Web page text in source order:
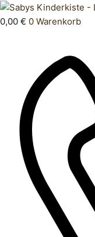
Zum
Inhalt
0,00 € 0 Warenkorb
Products
search
Unterhemd
98